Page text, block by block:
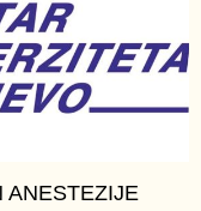
ANESTEZIJE